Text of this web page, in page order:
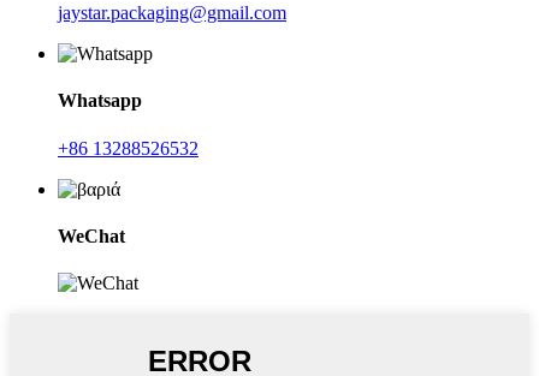
jaystar.packaging@gmail.com
Whatsapp
+86 13288526532
WeChat